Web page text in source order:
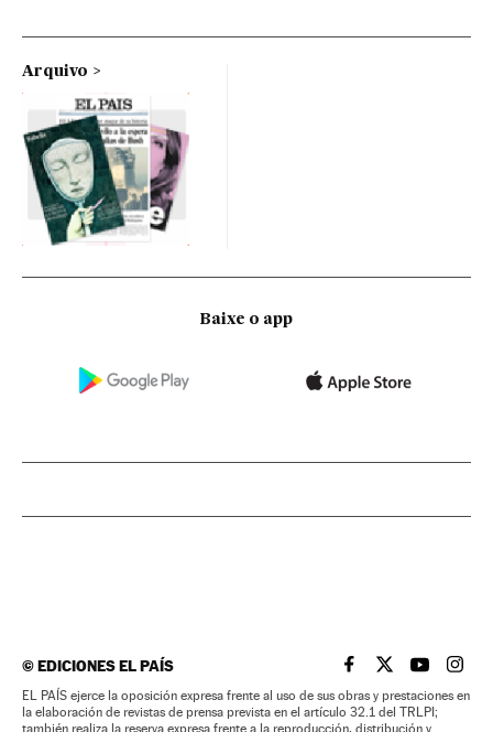
Arquivo
Baixe o app
©EDICIONES EL PAÍS EL PAÍS BRASIL EN
EL PAÍSEL PAÍS
EL
EL PAÍS ejerce la oposición expresa frente al uso de sus obras y prestaciones en
la elaboración de revistas de prensa prevista en el artículo 32.1 del TRLPI;
también realiza la reserva expresa frente a la reproducción, distribución y